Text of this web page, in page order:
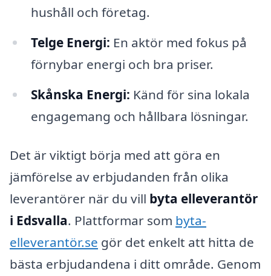
hushåll och företag.
Telge Energi: En aktör med fokus på
förnybar energi och bra priser.
Skånska Energi: Känd för sina lokala
engagemang och hållbara lösningar.
Det är viktigt börja med att göra en
jämförelse av erbjudanden från olika
leverantörer när du vill byta elleverantör
i Edsvalla. Plattformar som byta-
elleverantör.se gör det enkelt att hitta de
bästa erbjudandena i ditt område. Genom